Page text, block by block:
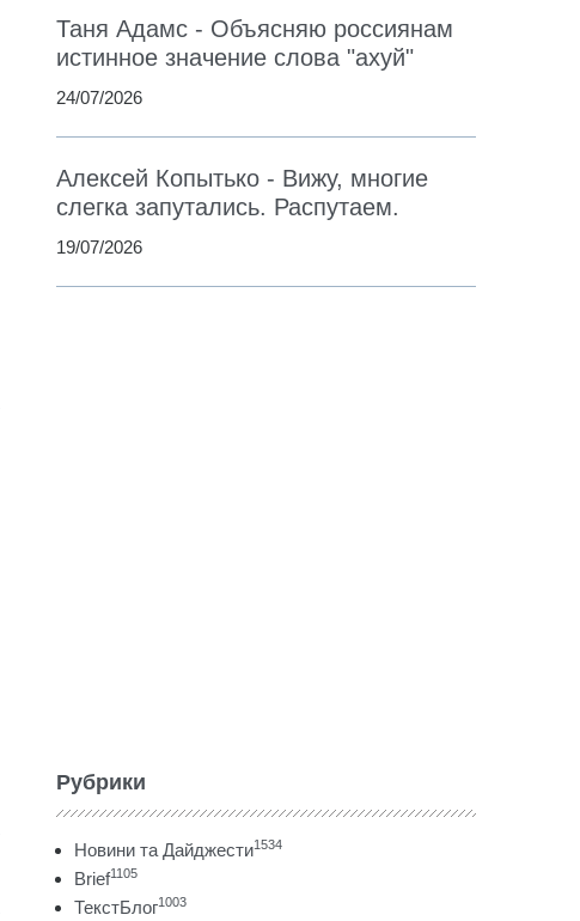
Таня Адамс - Объясняю россиянам
истинное значение слова "ахуй"
24/07/2026
Алексей Копытько - Вижу, многие
слегка запутались. Распутаем.
19/07/2026
Рубрики
Новини та Дайджести1534
Brief1105
ТекстБлог1003